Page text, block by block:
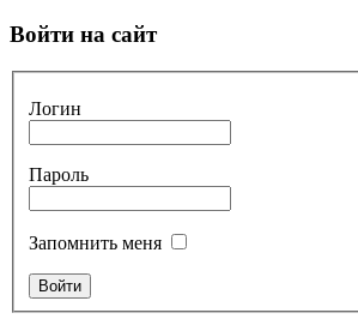
Войти на сайт
Логин
Пароль
Запомнить меня